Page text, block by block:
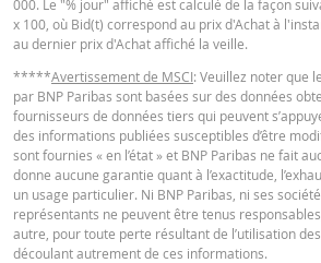
Prime de
risque de gap
0,557
Levier 9,05
Valeur du
portefeuille
(EUR)
5,21
Turbos Infinis
Best (EUR)
5,21
Key Information Document (FR)
QUOTES
Latest Product Quotes
000. Le "% jour" affiché est calculé de la façon
x 100, où Bid(t) correspond au prix d'Achat à
au dernier prix d'Achat affiché la veille.
*****Avertissement de MSCI: Veuillez noter que
par BNP Paribas sont basées sur des données
fournisseurs de données tiers qui peuvent
des informations publiées susceptibles d’être
sont fournies « en l’état » et BNP Paribas ne fait
donne aucune garantie quant à l’exactitude,
un usage particulier. Ni BNP Paribas, ni ses
représentants ne peuvent être tenus
autre, pour toute perte résultant de l’utilisation
découlant autrement de ces informations.